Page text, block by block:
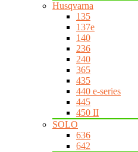
Husqvarna
135
137e
140
236
240
365
435
440 e-series
445
450 II
SOLO
636
642